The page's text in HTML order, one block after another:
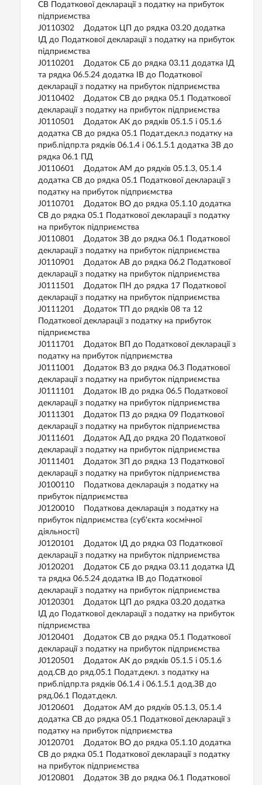
СВ Податкової декларації з податку на прибуток
підприємства
J0110302 Додаток ЦП до рядка 03.20 додатка
ІД до Податкової декларації з податку на прибуток
підприємства
J0110201 Додаток СБ до рядка 03.11 додатка ІД
та рядка 06.5.24 додатка ІВ до Податкової
декларації з податку на прибуток підприємства
J0110402 Додаток СВ до рядка 05.1 Податкової
декларації з податку на прибуток підприємства
J0110501 Додаток АК до рядків 05.1.5 і 05.1.6
додатка СВ до рядка 05.1 Подат.декл.з податку на
приб.підпр.та рядків 06.1.4 і 06.1.5.1 додатка ЗВ до
рядка 06.1 ПД
J0110601 Додаток АМ до рядків 05.1.3, 05.1.4
додатка СВ до рядка 05.1 Податкової декларації з
податку на прибуток підприємства
J0110701 Додаток ВО до рядка 05.1.10 додатка
СВ до рядка 05.1 Податкової декларації з податку
на прибуток підприємства
J0110801 Додаток ЗВ до рядка 06.1 Податкової
декларації з податку на прибуток підприємства
J0110901 Додаток АВ до рядка 06.2 Податкової
декларації з податку на прибуток підприємства
J0111501 Додаток ПН до рядка 17 Податкової
декларації з податку на прибуток підприємства
J0111201 Додаток ТП до рядків 08 та 12
Податкової декларації з податку на прибуток
підприємства
J0111701 Додаток ВП до Податкової декларації з
податку на прибуток підприємства
J0111001 Додаток ВЗ до рядка 06.3 Податкової
декларації з податку на прибуток підприємства
J0111101 Додаток ІВ до рядка 06.5 Податкової
декларації з податку на прибуток підприємства
J0111301 Додаток ПЗ до рядка 09 Податкової
декларації з податку на прибуток підприємства
J0111601 Додаток АД до рядка 20 Податкової
декларації з податку на прибуток підприємства
J0111401 Додаток ЗП до рядка 13 Податкової
декларації з податку на прибуток підприємства
J0100110 Податкова декларація з податку на
прибуток підприємства
J0120010 Податкова декларація з податку на
прибуток підприємства (суб'єкта космічної
діяльності)
J0120101 Додаток ІД до рядка 03 Податкової
декларації з податку на прибуток підприємства
J0120201 Додаток СБ до рядка 03.11 додатка ІД
та рядка 06.5.24 додатка ІВ до Податкової
декларації з податку на прибуток підприємства
J0120301 Додаток ЦП до рядка 03.20 додатка
ІД до Податкової декларації з податку на прибуток
підприємства
J0120401 Додаток СВ до рядка 05.1 Податкової
декларації з податку на прибуток підприємства
J0120501 Додаток АК до рядків 05.1.5 і 05.1.6
дод.СВ до ряд.05.1 Подат.декл. з податку на
приб.підпр.та рядків 06.1.4 і 06.1.5.1 дод.ЗВ до
ряд.06.1 Подат.декл.
J0120601 Додаток АМ до рядків 05.1.3, 05.1.4
додатка СВ до рядка 05.1 Податкової декларації з
податку на прибуток підприємства
J0120701 Додаток ВО до рядка 05.1.10 додатка
СВ до рядка 05.1 Податкової декларації з податку
на прибуток підприємства
J0120801 Додаток ЗВ до рядка 06.1 Податкової